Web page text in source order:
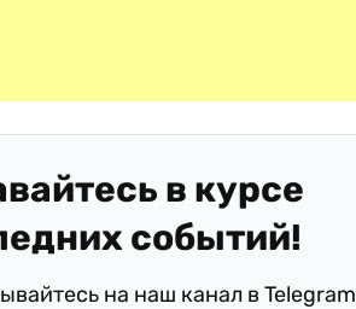
в курсе
событий!
на наш канал в Telegram